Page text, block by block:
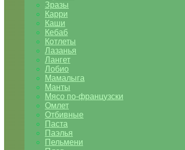
Зразы
Карри
Каши
Кебаб
Котлеты
Лазанья
Лангет
Лобио
Мамалыга
Манты
Мясо по-французски
Омлет
Отбивные
Паста
Паэлья
Пельмени